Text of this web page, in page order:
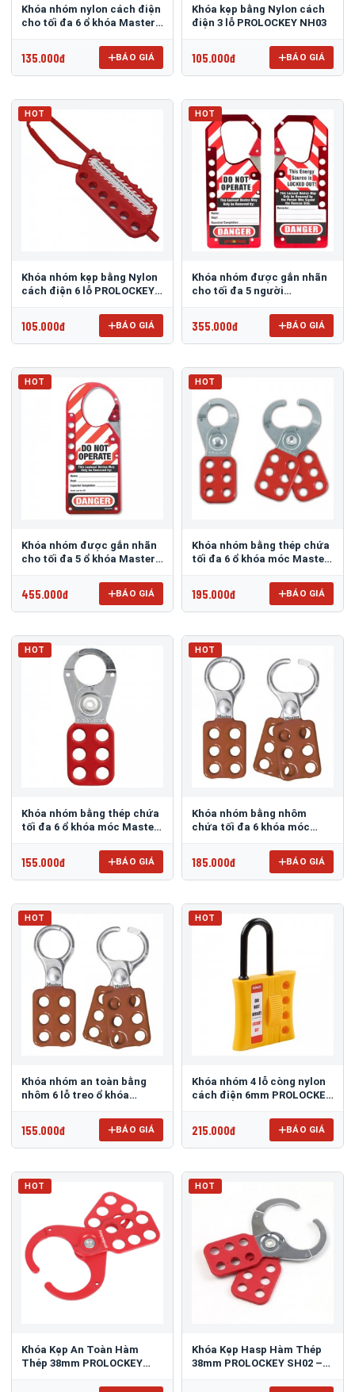
Khóa nhóm nylon cách điện
cho tối đa 6 ổ khóa Master
135.000đ BÁO GIÁ
Khóa kẹp bằng Nylon cách
điện 3 lỗ PROLOCKEY NH03
105.000đ BÁO GIÁ
HOT
Khóa nhóm kẹp bằng Nylon
cách điện 6 lỗ PROLOCKEY
105.000đ BÁO GIÁ
HOT
Khóa nhóm được gắn nhãn
cho tối đa 5 người
355.000đ BÁO GIÁ
HOT
Khóa nhóm được gắn nhãn
cho tối đa 5 ổ khóa Master
455.000đ BÁO GIÁ
HOT
Khóa nhóm bằng thép chứa
tối đa 6 ổ khóa móc Master
195.000đ BÁO GIÁ
HOT
Khóa nhóm bằng thép chứa
tối đa 6 ổ khóa móc Master
155.000đ BÁO GIÁ
HOT
Khóa nhóm bằng nhôm
chứa tối đa 6 khóa móc
185.000đ BÁO GIÁ
HOT
Khóa nhóm an toàn bằng
nhôm 6 lỗ treo ổ khóa
155.000đ BÁO GIÁ
HOT
Khóa nhóm 4 lỗ còng nylon
cách điện 6mm PROLOCKEY
215.000đ BÁO GIÁ
HOT
Khóa Kẹp An Toàn Hàm
Thép 38mm PROLOCKEY
HOT
Khóa Kẹp Hasp Hàm Thép
38mm PROLOCKEY SH02 –